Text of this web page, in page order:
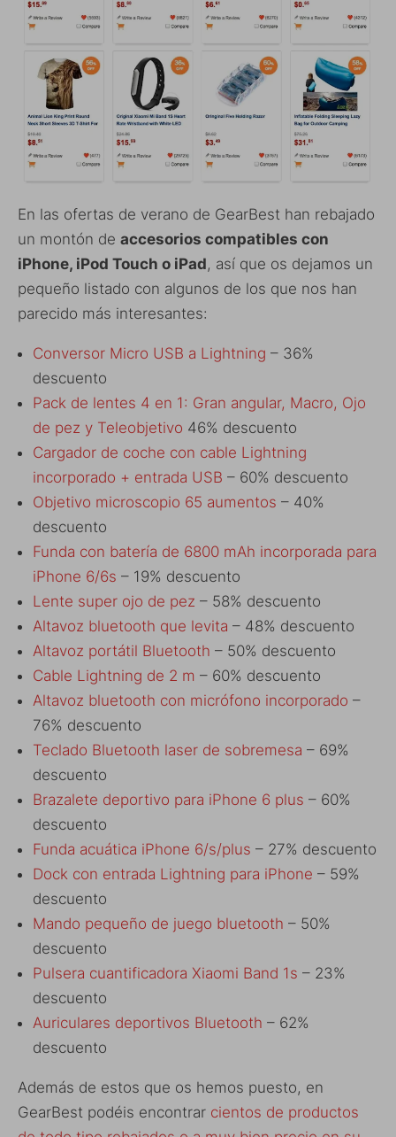
En las ofertas de verano de GearBest han rebajado
un montón de accesorios compatibles con
iPhone, iPod Touch o iPad, así que os dejamos un
pequeño listado con algunos de los que nos han
parecido más interesantes:
Conversor Micro USB a Lightning – 36%
descuento
Pack de lentes 4 en 1: Gran angular, Macro, Ojo
de pez y Teleobjetivo 46% descuento
Cargador de coche con cable Lightning
incorporado + entrada USB – 60% descuento
Objetivo microscopio 65 aumentos – 40%
descuento
Funda con batería de 6800 mAh incorporada para
iPhone 6/6s – 19% descuento
Lente super ojo de pez – 58% descuento
Altavoz bluetooth que levita – 48% descuento
Altavoz portátil Bluetooth – 50% descuento
Cable Lightning de 2 m – 60% descuento
Altavoz bluetooth con micrófono incorporado –
76% descuento
Teclado Bluetooth laser de sobremesa – 69%
descuento
Brazalete deportivo para iPhone 6 plus – 60%
descuento
Funda acuática iPhone 6/s/plus – 27% descuento
Dock con entrada Lightning para iPhone – 59%
descuento
Mando pequeño de juego bluetooth – 50%
descuento
Pulsera cuantificadora Xiaomi Band 1s – 23%
descuento
Auriculares deportivos Bluetooth – 62%
descuento
Además de estos que os hemos puesto, en
GearBest podéis encontrar cientos de productos